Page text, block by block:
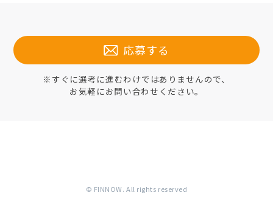
応募する
※すぐに選考に進むわけではありませんので、
お気軽にお問い合わせください。
© FINNOW. All rights reserved